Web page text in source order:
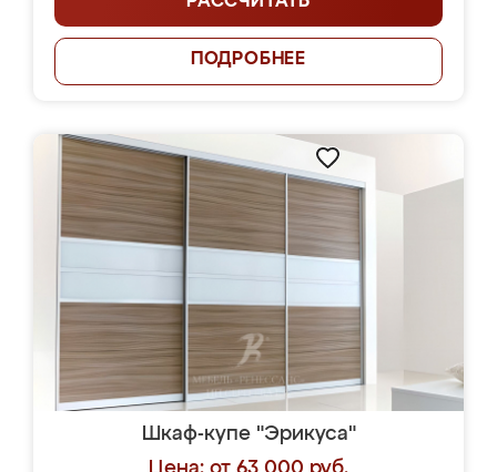
ПОДРОБНЕЕ
Шкаф-купе "Эрикуса"